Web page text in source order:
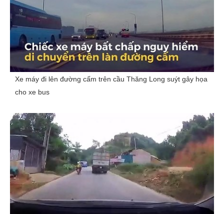
Xe máy đi lên đường cấm trên cầu Thăng Long suýt gây họa
cho xe bus